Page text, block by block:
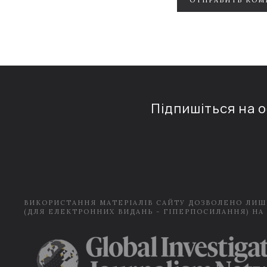
Підпишіться на
ВИКОРИСТАННЯ МАТЕРІАЛІВ САЙТУ ДОЗВОЛЕНО
(ДЛЯ ЕЛЕКТРОННИХ ВИДАНЬ - ГІПЕРПОСИЛАННЯ) НА